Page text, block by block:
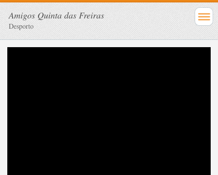
Amigos Quinta das Freiras
Desporto